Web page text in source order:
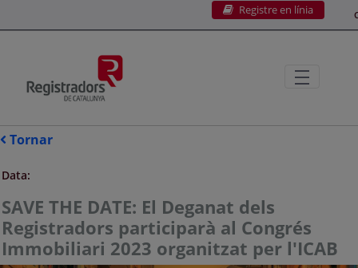
Registre en línia
Tornar
Data:
SAVE THE DATE: El Deganat dels
Registradors participarà al Congrés
Immobiliari 2023 organitzat per l'ICAB